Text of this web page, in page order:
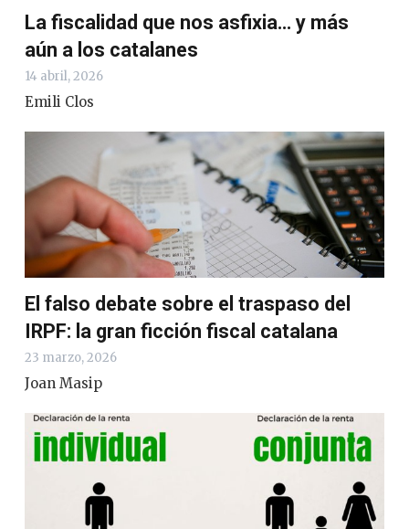
La fiscalidad que nos asfixia… y más
aún a los catalanes
14 abril, 2026
Emili Clos
El falso debate sobre el traspaso del
IRPF: la gran ficción fiscal catalana
23 marzo, 2026
Joan Masip